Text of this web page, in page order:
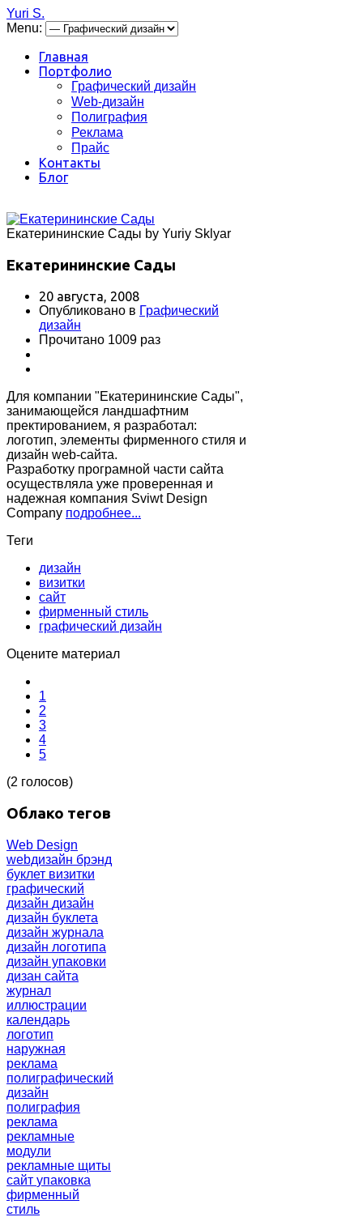
Yuri S.
Menu:
Главная
Портфолио
Графический дизайн
Web-дизайн
Полиграфия
Реклама
Прайс
Контакты
Блог
Екатерининские Сады by Yuriy Sklyar
Екатерининские Сады
20 августа, 2008
Опубликовано в Графический
дизайн
Прочитано 1009 раз
Для компании "Екатерининские Сады",
занимающейся ландшафтним
пректированием, я разработал:
логотип, элементы фирменного стиля и
дизайн web-сайта.
Разработку програмной части сайта
осуществляла уже проверенная и
надежная компания Sviwt Design
Company подробнее...
Теги
дизайн
визитки
сайт
фирменный стиль
графический дизайн
Оцените материал
1
2
3
4
5
(2 голосов)
Облако тегов
Web Design
webдизайн брэнд
буклет визитки
графический
дизайн дизайн
дизайн буклета
дизайн журнала
дизайн логотипа
дизайн упаковки
дизан сайта
журнал
иллюстрации
календарь
логотип
наружная
реклама
полиграфический
дизайн
полиграфия
реклама
рекламные
модули
рекламные щиты
сайт упаковка
фирменный
стиль